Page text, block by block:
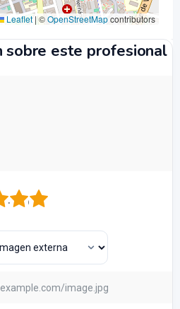
Leaflet |©OpenStreetMapcontributors
sobre este profesional
5
4